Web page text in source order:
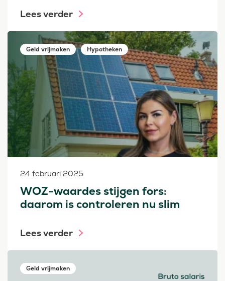
Lees verder
Geld vrijmaken Hypotheken
24 februari 2025
WOZ-waardes stijgen fors:
daarom is controleren nu slim
Lees verder
Geld vrijmaken